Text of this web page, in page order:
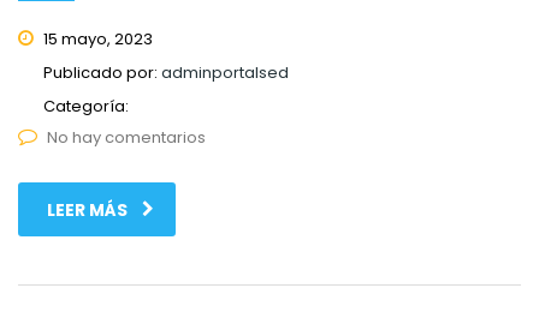
15 mayo, 2023
Publicado por: adminportalsed
Categoría:
No hay comentarios
LEER MÁS